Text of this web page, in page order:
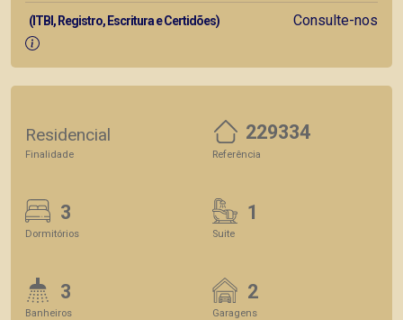
(ITBI, Registro, Escritura e Certidões) Consulte-nos
Residencial
Finalidade
229334
Referência
3
Dormitórios
1
Suite
3
Banheiros
2
Garagens